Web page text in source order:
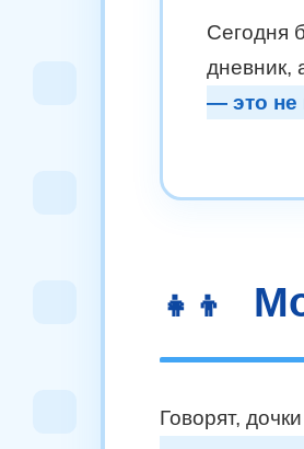
Сегодня
дневник,
— это не
👧👦
Говорят,